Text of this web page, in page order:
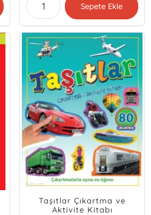
Sepete Ekle
Taşıtlar Çıkartma ve
Aktivite Kitabı